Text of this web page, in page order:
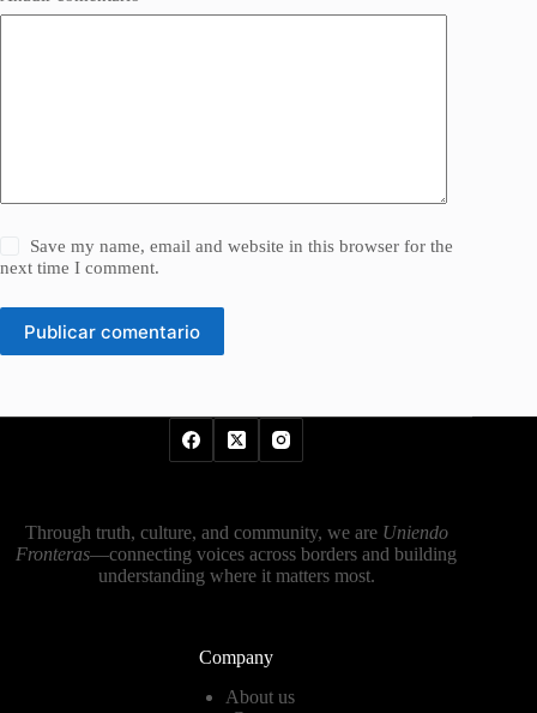
Save my name, email and website in this browser for the
next time I comment.
Publicar comentario
Through truth, culture, and community, we are Uniendo
Fronteras—connecting voices across borders and building
understanding where it matters most.
Company
About us